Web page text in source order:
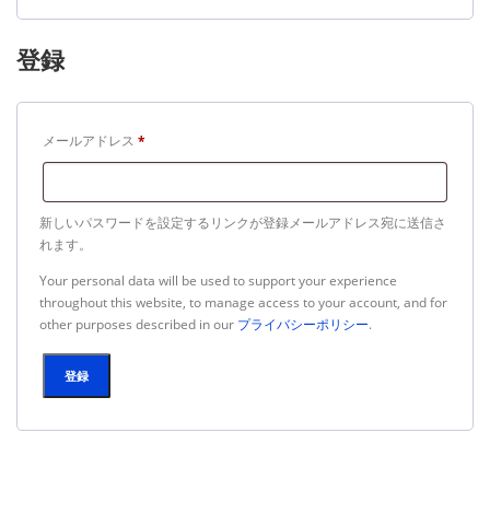
登録
メールアドレス *
須
新しいパスワードを設定するリンクが登録メールアドレス宛に送信さ
れます。
Your personal data will be used to support your experience
throughout this website, to manage access to your account, and for
other purposes described in our プライバシーポリシー.
登録